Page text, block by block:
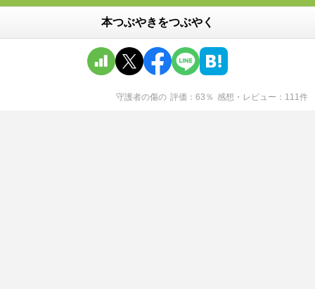
本つぶやきをつぶやく
守護者の傷の 評価 63 ％ 感想・レビュー 111件